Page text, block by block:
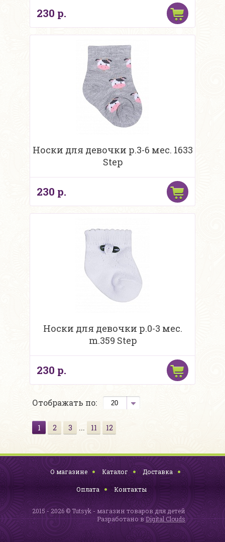
230 р.
Носки для девочки р.3-6 мес. 1633
Step
230 р.
Носки для девочки р.0-3 мес.
m.359 Step
230 р.
Отображать по:
1 2 3 ... 11 12
О магазине Каталог Доставка
Оплата Контакты
2015 - 2026 © Tutsyk - магазин товаров для детей
Разработано в Digital Clouds